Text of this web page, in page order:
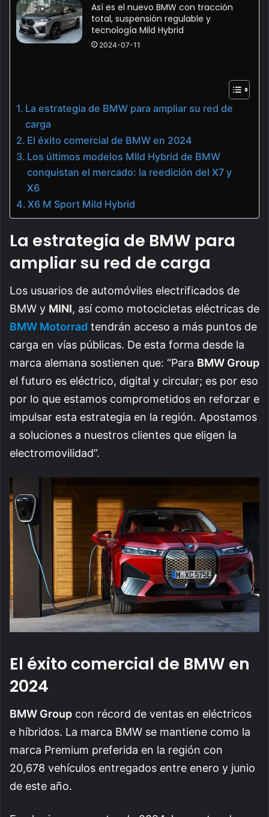
Así es el nuevo BMW con tracción
total, suspensión regulable y
tecnología Mild Hybrid
2024-07-11
La estrategia de BMW para ampliar su red de
carga
El éxito comercial de BMW en 2024
Los últimos modelos MIld Hybrid de BMW
conquistan el mercado: la reedición del X7 y
X6
X6 M Sport Mild Hybrid
La estrategia de BMW para
ampliar su red de carga
Los usuarios de automóviles electrificados de
BMW y MINI, así como motocicletas eléctricas de
BMW Motorrad tendrán acceso a más puntos de
carga en vías públicas. De esta forma desde la
marca alemana sostienen que: “Para BMW Group
el futuro es eléctrico, digital y circular; es por eso
por lo que estamos comprometidos en reforzar e
impulsar esta estrategia en la región. Apostamos
a soluciones a nuestros clientes que eligen la
electromovilidad”.
El éxito comercial de BMW en
2024
BMW Group con récord de ventas en eléctricos
e híbridos. La marca BMW se mantiene como la
marca Premium preferida en la región con
20,678 vehículos entregados entre enero y junio
de este año.